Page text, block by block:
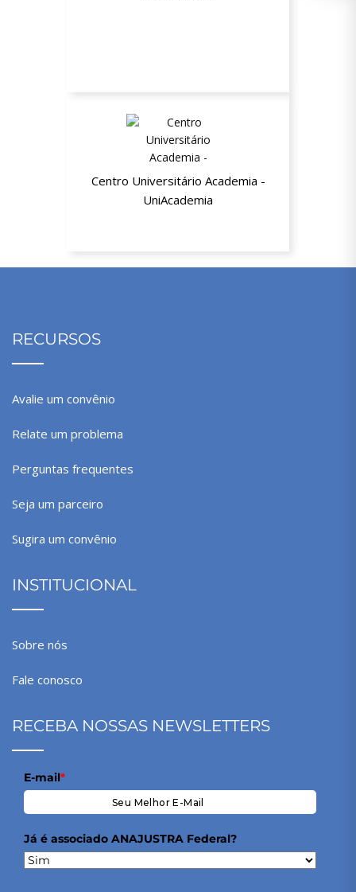
Centro Universitário Academia -
UniAcademia
RECURSOS
Avalie um convênio
Relate um problema
Perguntas frequentes
Seja um parceiro
Sugira um convênio
INSTITUCIONAL
Sobre nós
Fale conosco
RECEBA NOSSAS NEWSLETTERS
E-mail*
Já é associado ANAJUSTRA Federal?